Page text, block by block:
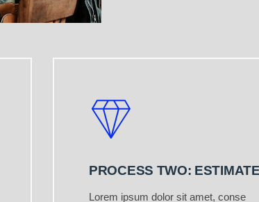
PROCESS TWO: ESTIMATE
Lorem ipsum dolor sit amet, conse